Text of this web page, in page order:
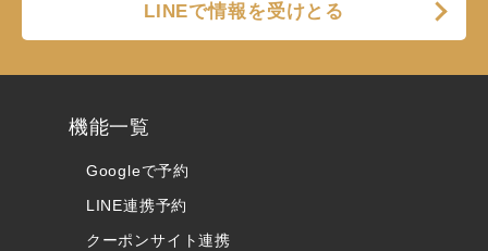
LINEで情報を受けとる
機能一覧
Googleで予約
LINE連携予約
クーポンサイト連携